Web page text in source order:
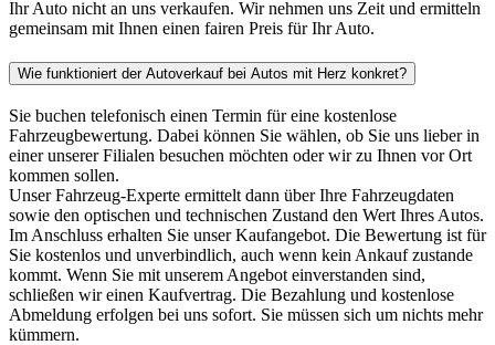
Ihr Auto nicht an uns verkaufen. Wir nehmen uns Zeit und ermitteln
gemeinsam mit Ihnen einen fairen Preis für Ihr Auto.
Wie funktioniert der Autoverkauf bei Autos mit Herz konkret?
Sie buchen telefonisch einen Termin für eine kostenlose
Fahrzeugbewertung. Dabei können Sie wählen, ob Sie uns lieber in
einer unserer Filialen besuchen möchten oder wir zu Ihnen vor Ort
kommen sollen.
Unser Fahrzeug-Experte ermittelt dann über Ihre Fahrzeugdaten
sowie den optischen und technischen Zustand den Wert Ihres Autos.
Im Anschluss erhalten Sie unser Kaufangebot. Die Bewertung ist für
Sie kostenlos und unverbindlich, auch wenn kein Ankauf zustande
kommt. Wenn Sie mit unserem Angebot einverstanden sind,
schließen wir einen Kaufvertrag. Die Bezahlung und kostenlose
Abmeldung erfolgen bei uns sofort. Sie müssen sich um nichts mehr
kümmern.